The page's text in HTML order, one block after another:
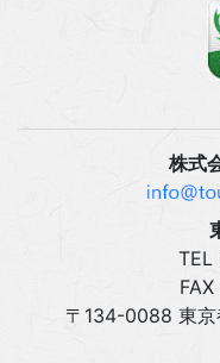
株式
〒134-0088 東